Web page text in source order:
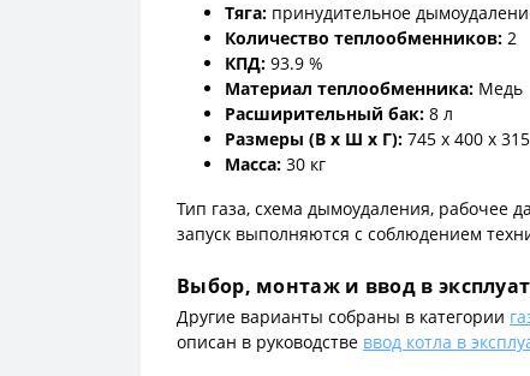
Тяга: принудительное
Количество теплообменников: 2
КПД: 93.9 %
Материал теплообменника: Медь
Расширительный бак: 8 л
Размеры (В x Ш x Г): 745 x 400 x
Масса: 30 кг
Тип газа, схема дымоудаления, рабочее
запуск выполняются с соблюдением
Выбор, монтаж и ввод в
Другие варианты собраны в категории
описан в руководстве ввод котла в